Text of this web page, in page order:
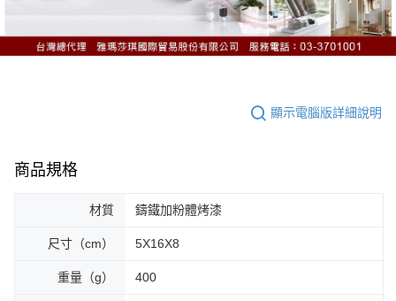
顯示電腦版詳細說明
商品規格
材質 鑄鐵加粉體烤漆
尺寸（cm） 5X16X8
重量（g） 400